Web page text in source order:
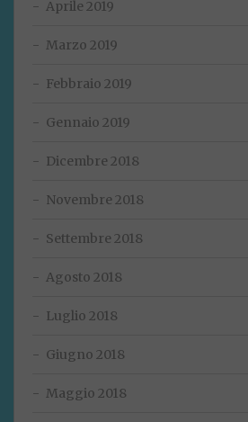
Aprile 2019
Marzo 2019
Febbraio 2019
Gennaio 2019
Dicembre 2018
Novembre 2018
Settembre 2018
Agosto 2018
Luglio 2018
Giugno 2018
Maggio 2018